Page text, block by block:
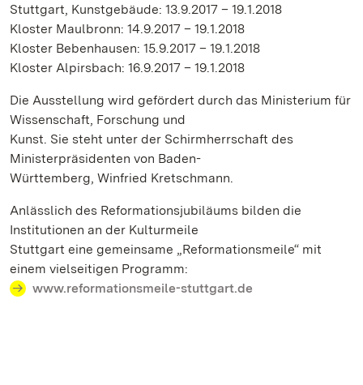
Stuttgart, Kunstgebäude: 13.9.2017 – 19.1.2018
Kloster Maulbronn: 14.9.2017 – 19.1.2018
Kloster Bebenhausen: 15.9.2017 – 19.1.2018
Kloster Alpirsbach: 16.9.2017 – 19.1.2018
Die Ausstellung wird gefördert durch das Ministerium für
Wissenschaft, Forschung und
Kunst. Sie steht unter der Schirmherrschaft des
Ministerpräsidenten von Baden-
Württemberg, Winfried Kretschmann.
Anlässlich des Reformationsjubiläums bilden die
Institutionen an der Kulturmeile
Stuttgart eine gemeinsame „Reformationsmeile“ mit
einem vielseitigen Programm:
www.reformationsmeile-stuttgart.de